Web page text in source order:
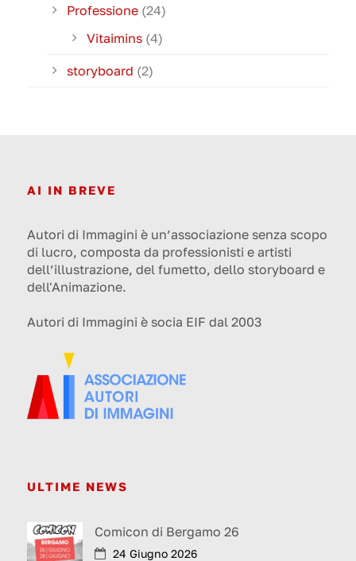
Professione (24)
Vitaimins (4)
storyboard (2)
AI IN BREVE
Autori di Immagini è un’associazione senza scopo
di lucro, composta da professionisti e artisti
dell’illustrazione, del fumetto, dello storyboard e
dell'Animazione.
Autori di Immagini è socia EIF dal 2003
ULTIME NEWS
Comicon di Bergamo 26
24 Giugno 2026